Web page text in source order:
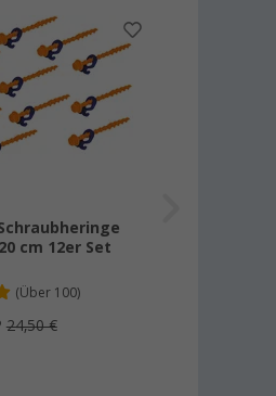
cm 12er Set
(Über100)
24,50 €